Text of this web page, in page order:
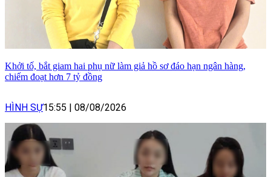
Khởi tố, bắt giam hai phụ nữ làm giả hồ sơ đáo hạn ngân hàng,
chiếm đoạt hơn 7 tỷ đồng
HÌNH SỰ15:55 08/08/2026